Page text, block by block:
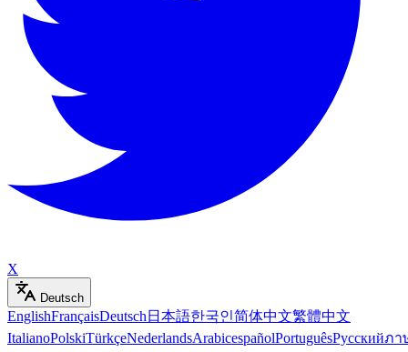
X
Deutsch
EnglishFrançaisDeutsch 日本語한국인简体中文繁體中文
ItalianoPolskiTürkçeNederlandsArabicespañolPortuguêsРусскийภา